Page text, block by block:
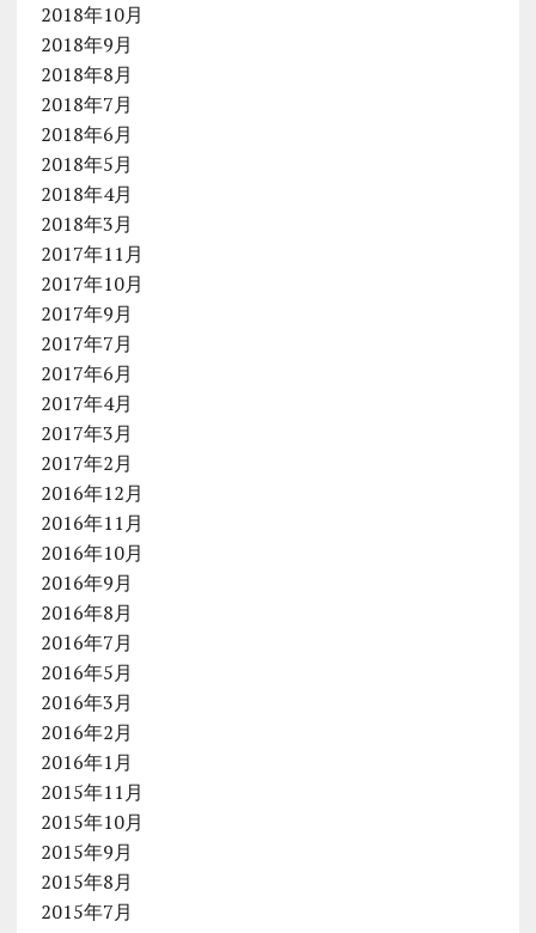
2018年10月
2018年9月
2018年8月
2018年7月
2018年6月
2018年5月
2018年4月
2018年3月
2017年11月
2017年10月
2017年9月
2017年7月
2017年6月
2017年4月
2017年3月
2017年2月
2016年12月
2016年11月
2016年10月
2016年9月
2016年8月
2016年7月
2016年5月
2016年3月
2016年2月
2016年1月
2015年11月
2015年10月
2015年9月
2015年8月
2015年7月